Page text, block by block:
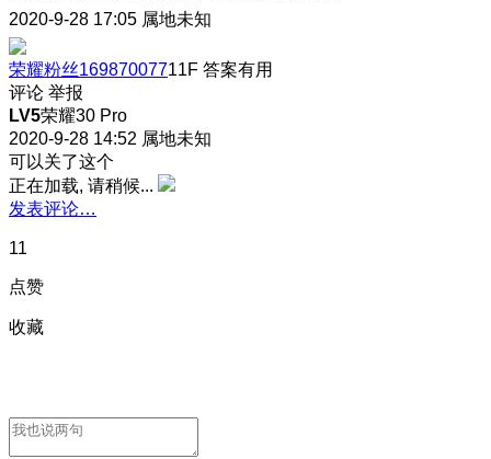
2020-9-28 17:05 属地未知
荣耀粉丝16987007711F 答案有用
评论 举报
LV5荣耀30 Pro
2020-9-28 14:52 属地未知
可以关了这个
正在加载, 请稍候...
发表评论…
11
点赞
收藏